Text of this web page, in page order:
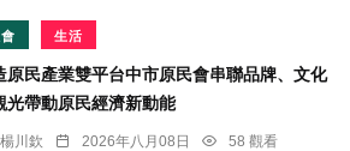
生活
原民產業雙平台中市原民會串聯品牌、文化
光帶動原民經濟新動能
楊川欽 2026年八月08日
58 觀看